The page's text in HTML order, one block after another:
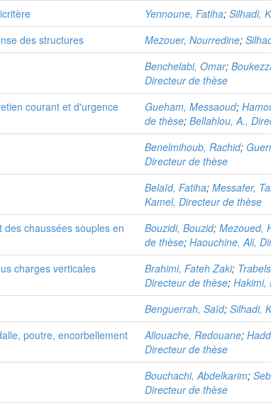
Yennoune, Fatiha; Silhadi,
des structures Mezouer, Nourredine;
Benchelabi, Omar;
Directeur de thèse
courant et d'urgence Gueham, Messaoud;
de thèse; Bellahlou, A.,
Benelmihoub, Rachid;
Directeur de thèse
Belaïd, Fatiha; Messafer,
Kamel, Directeur de thèse
chaussées souples en
Bouzidi, Bouzid; Mezoued,
de thèse; Haouchine, Ali,
charges verticales
Brahimi, Fateh Zaki;
Directeur de thèse; Hakimi,
Benguerrah, Saïd; Silhadi,
poutre, encorbellement
Allouache, Redouane;
Directeur de thèse
Bouchachi, Abdelkarim;
Directeur de thèse